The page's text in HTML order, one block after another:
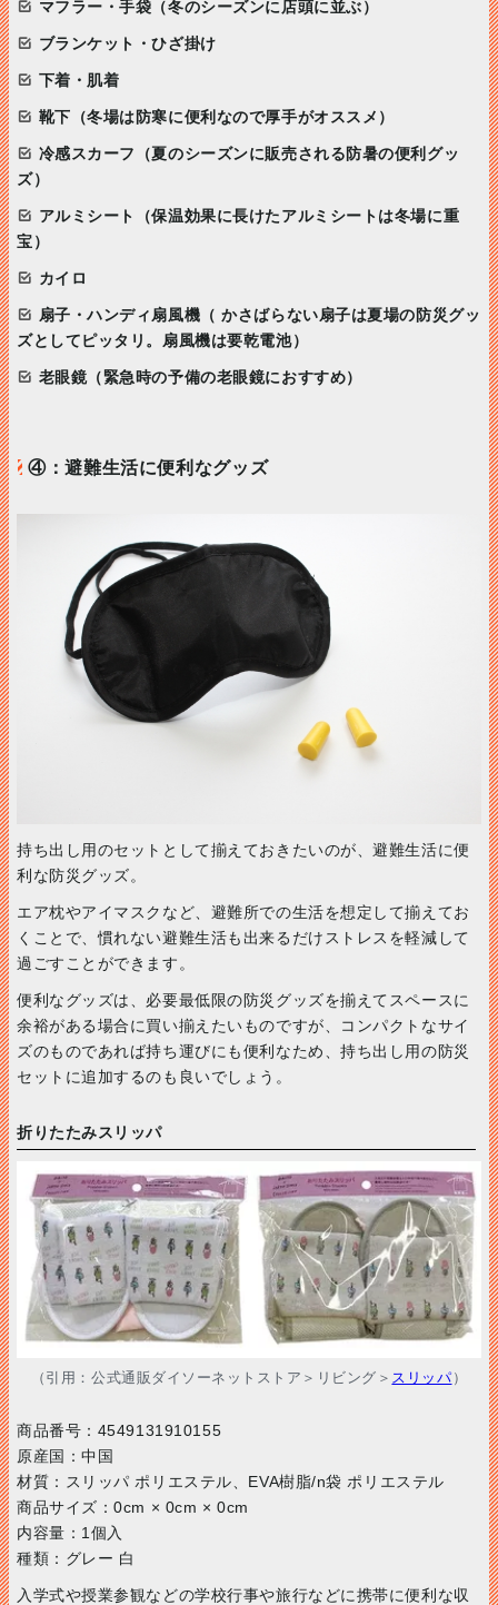
マフラー・手袋（冬のシーズンに店頭に並ぶ）
ブランケット・ひざ掛け
下着・肌着
靴下（冬場は防寒に便利なので厚手がオススメ）
冷感スカーフ（夏のシーズンに販売される防暑の便利グッ
ズ）
アルミシート（保温効果に長けたアルミシートは冬場に重
宝）
カイロ
扇子・ハンディ扇風機（ かさばらない扇子は夏場の防災グッ
ズとしてピッタリ。扇風機は要乾電池）
老眼鏡（緊急時の予備の老眼鏡におすすめ）
④：避難生活に便利なグッズ
持ち出し用のセットとして揃えておきたいのが、避難生活に便
利な防災グッズ。
エア枕やアイマスクなど、避難所での生活を想定して揃えてお
くことで、慣れない避難生活も出来るだけストレスを軽減して
過ごすことができます。
便利なグッズは、必要最低限の防災グッズを揃えてスペースに
余裕がある場合に買い揃えたいものですが、コンパクトなサイ
ズのものであれば持ち運びにも便利なため、持ち出し用の防災
セットに追加するのも良いでしょう。
折りたたみスリッパ
（引用：公式通販ダイソーネットストア＞リビング＞ スリッパ ）
商品番号：4549131910155
原産国：中国
材質：スリッパ ポリエステル、EVA樹脂/n袋 ポリエステル
商品サイズ：0cm × 0cm × 0cm
内容量：1個入
種類：グレー 白
入学式や授業参観などの学校行事や旅行などに携帯に便利な収